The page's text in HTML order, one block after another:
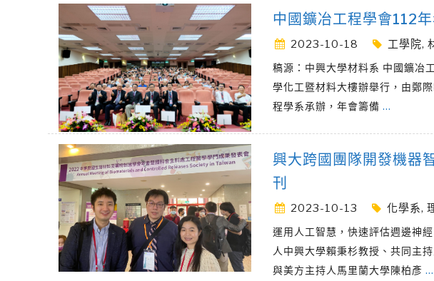
中國鑛冶工程學會112
2023-10-18 工學院,
稿源：中興大學材料系 中國鑛冶
學化工暨材料大樓辦舉行，由鄭
程學系承辦，年會籌備 …
興大跨國團隊開發機器
刊
2023-10-13 化學系,
運用人工智慧，快速評估週邊神
人中興大學賴秉杉教授、共同主
與美方主持人馬里蘭大學陳柏彥 …